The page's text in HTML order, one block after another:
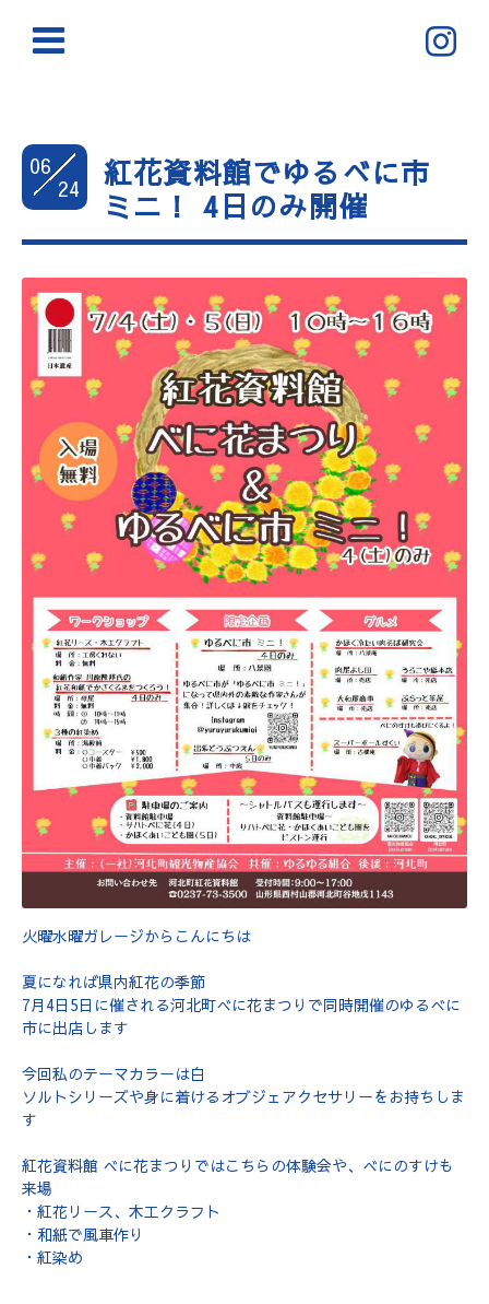
06
24
紅花資料館でゆるべに市
ミニ！ 4日のみ開催
火曜水曜ガレージからこんにちは
夏になれば県内紅花の季節
7月4日5日に催される河北町べに花まつりで同時開催のゆるべに
市に出店します
今回私のテーマカラーは白
ソルトシリーズや身に着けるオブジェアクセサリーをお持ちしま
す
紅花資料館 べに花まつりではこちらの体験会や、べにのすけも
来場
・紅花リース、木工クラフト
・和紙で風車作り
・紅染め